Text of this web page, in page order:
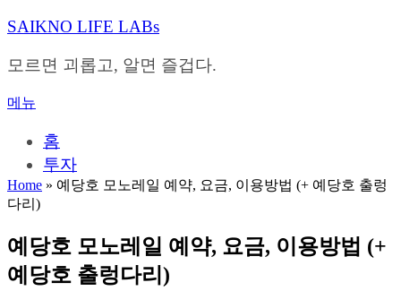
내
으
바
SAIKNO LIFE LABs
모르면 괴롭고, 알면 즐겁다.
메뉴
홈
투자
Home » 예당호 모노레일 예약, 요금, 이용방법 (+ 예당호 출렁
다리)
예당호 모노레일 예약, 요금, 이용방법 (+
예당호 출렁다리)